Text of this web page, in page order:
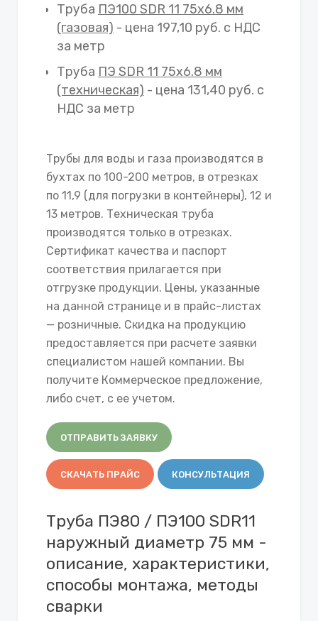
Труба ПЭ100 SDR 11 75х6.8 мм
(газовая) - цена 197,10 руб. с НДС
за метр
Труба ПЭ SDR 11 75х6.8 мм
(техническая) - цена 131,40 руб. с
НДС за метр
Трубы для воды и газа производятся в
бухтах по 100-200 метров, в отрезках
по 11,9 (для погрузки в контейнеры), 12 и
13 метров. Техническая труба
производятся только в отрезках.
Сертификат качества и паспорт
соответствия прилагается при
отгрузке продукции. Цены, указанные
на данной странице и в прайс-листах
— розничные. Скидка на продукцию
предоставляется при расчете заявки
специалистом нашей компании. Вы
получите Коммерческое предложение,
либо счет, с ее учетом.
ОТПРАВИТЬ ЗАЯВКУ
СКАЧАТЬ ПРАЙС КОНСУЛЬТАЦИЯ
Труба ПЭ80 / ПЭ100 SDR11
наружный диаметр 75 мм -
описание, характеристики,
способы монтажа, методы
сварки